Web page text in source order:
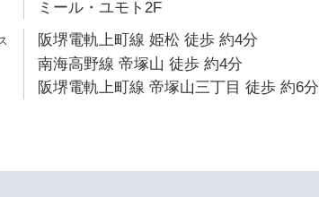
ミール・ユモト2F
阪堺電軌上町線 姫松 徒歩 約4分
南海高野線 帝塚山 徒歩 約4分
阪堺電軌上町線 帝塚山三丁目 徒歩 約6分